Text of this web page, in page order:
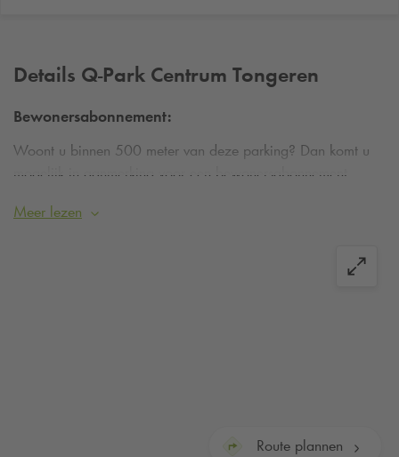
Details Q-Park Centrum Tongeren
Bewonersabonnement:
Woont u binnen 500 meter van deze parking? Dan komt u
mogelijk in aanmerking voor een bewonersabonnement.
Meer lezen
Route plannen